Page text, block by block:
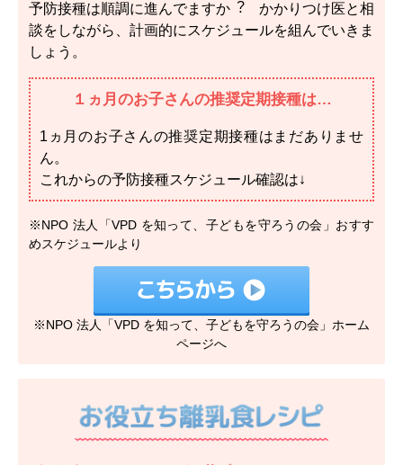
予防接種は順調に進んでますか︖ かかりつけ医と相
談をしながら、計画的にスケジュールを組んでいきま
しょう。
１ヵ月のお子さんの推奨定期接種は…
1ヵ月のお子さんの推奨定期接種はまだありませ
ん。
これからの予防接種スケジュール確認は↓
※NPO 法人「VPD を知って、子どもを守ろうの会」おすす
めスケジュールより
※NPO 法人「VPD を知って、子どもを守ろうの会」ホーム
ページへ